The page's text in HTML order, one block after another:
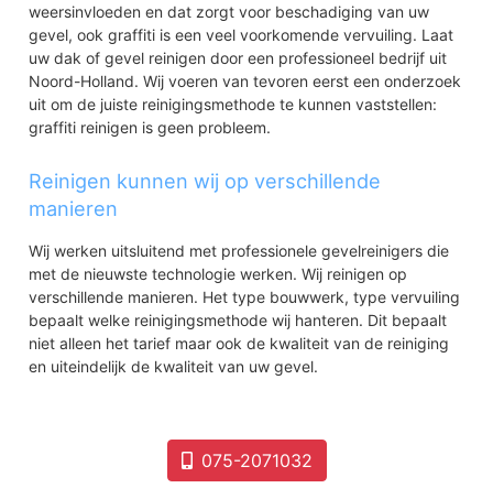
weersinvloeden en dat zorgt voor beschadiging van uw
gevel, ook graffiti is een veel voorkomende vervuiling. Laat
uw dak of gevel reinigen door een professioneel bedrijf uit
Noord-Holland. Wij voeren van tevoren eerst een onderzoek
uit om de juiste reinigingsmethode te kunnen vaststellen:
graffiti reinigen is geen probleem.
Reinigen kunnen wij op verschillende
manieren
Wij werken uitsluitend met professionele gevelreinigers die
met de nieuwste technologie werken. Wij reinigen op
verschillende manieren. Het type bouwwerk, type vervuiling
bepaalt welke reinigingsmethode wij hanteren. Dit bepaalt
niet alleen het tarief maar ook de kwaliteit van de reiniging
en uiteindelijk de kwaliteit van uw gevel.
075-2071032